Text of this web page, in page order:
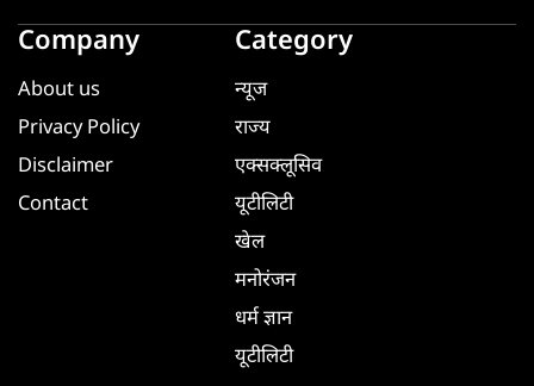
Company
About us
Privacy Policy
Disclaimer
Contact
Category
न्यूज
राज्य
एक्सक्लूसिव
यूटीलिटी
खेल
मनोरंजन
धर्म ज्ञान
यूटीलिटी